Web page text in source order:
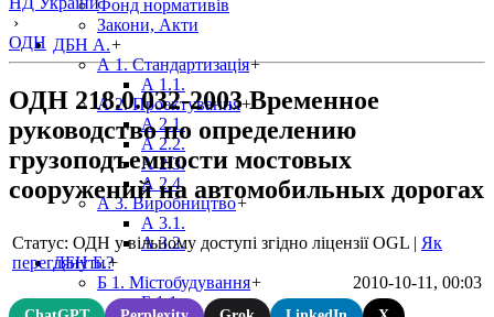
Фонд нормативів
Закони, Акти
ДБН А.+
А 1. Стандартизація+
А 1.1.
А 2. Проектування+
А 2.1.
А 2.2.
А 2.3.
А 2.4.
А 3. Виробництво+
А 3.1.
А 3.2.
ДБН Б.+
Б 1. Містобудування+
Б 1.1.
›
ОДН
ОДН 218.0.032-2003 Временное
руководство по определению
грузоподъемности мостовых
сооружений на автомобильных дорогах
Статус: ОДН у вільному доступі згідно ліцензії OGL | Як
переглянути?
2010-10-11, 00:03